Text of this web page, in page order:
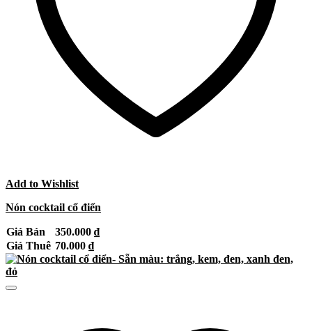
Add to Wishlist
Nón cocktail cổ điển
Giá Bán 350.000 ₫
Giá Thuê 70.000 ₫